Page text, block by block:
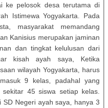
ke pelosok desa terutama di
Istimewa Yogyakarta. Pada
masyarakat memandang
Kanisius merupakan jaminan
dan tingkat kelulusan dari
kisah ayah saya, Ketika
wilayah Yogyakarta, harus
9 kelas, padahal yang
45 siswa setiap kelas.
Negeri ayah saya, hanya 3